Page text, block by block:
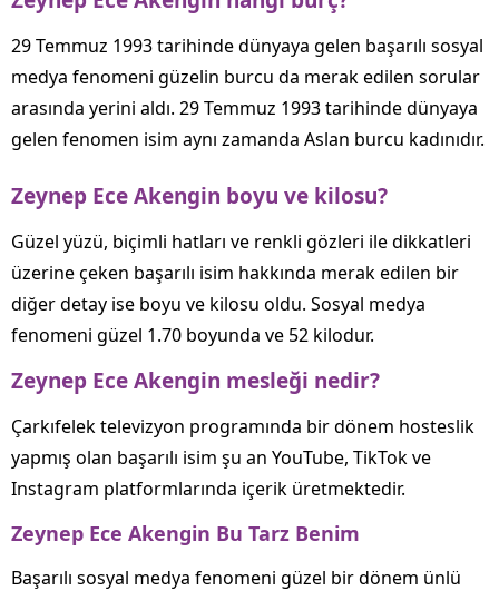
29 Temmuz 1993 tarihinde dünyaya gelen başarılı sosyal
medya fenomeni güzelin burcu da merak edilen sorular
arasında yerini aldı. 29 Temmuz 1993 tarihinde dünyaya
gelen fenomen isim aynı zamanda Aslan burcu kadınıdır.
Zeynep Ece Akengin boyu ve kilosu?
Güzel yüzü, biçimli hatları ve renkli gözleri ile dikkatleri
üzerine çeken başarılı isim hakkında merak edilen bir
diğer detay ise boyu ve kilosu oldu. Sosyal medya
fenomeni güzel 1.70 boyunda ve 52 kilodur.
Zeynep Ece Akengin mesleği nedir?
Çarkıfelek televizyon programında bir dönem hosteslik
yapmış olan başarılı isim şu an YouTube, TikTok ve
Instagram platformlarında içerik üretmektedir.
Zeynep Ece Akengin Bu Tarz Benim
Başarılı sosyal medya fenomeni güzel bir dönem ünlü